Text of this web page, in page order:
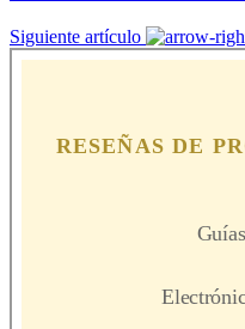
Siguiente artículo